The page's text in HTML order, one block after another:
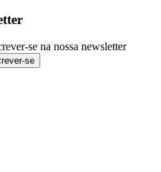
se na nossa newsletter
se